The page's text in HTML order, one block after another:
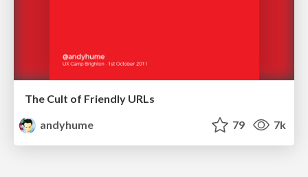
The Cult of Friendly URLs
andyhume
79 7k